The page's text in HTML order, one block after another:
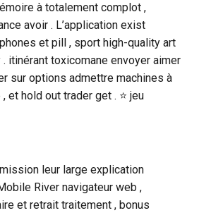
à totalement complot ,
avoir . L’application exist
et pill , sport high-quality art
itinérant toxicomane envoyer aimer
sur options admettre machines à
et hold out trader get . ⭐ jeu
leur large explication
River navigateur web ,
et retrait traitement , bonus